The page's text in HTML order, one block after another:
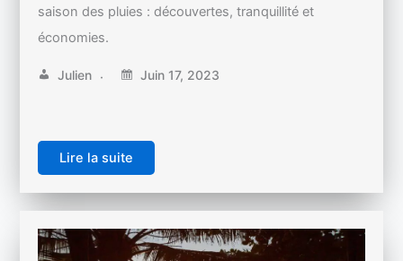
saison des pluies : découvertes, tranquillité et
économies.
Julien Juin 17, 2023
Lire la suite